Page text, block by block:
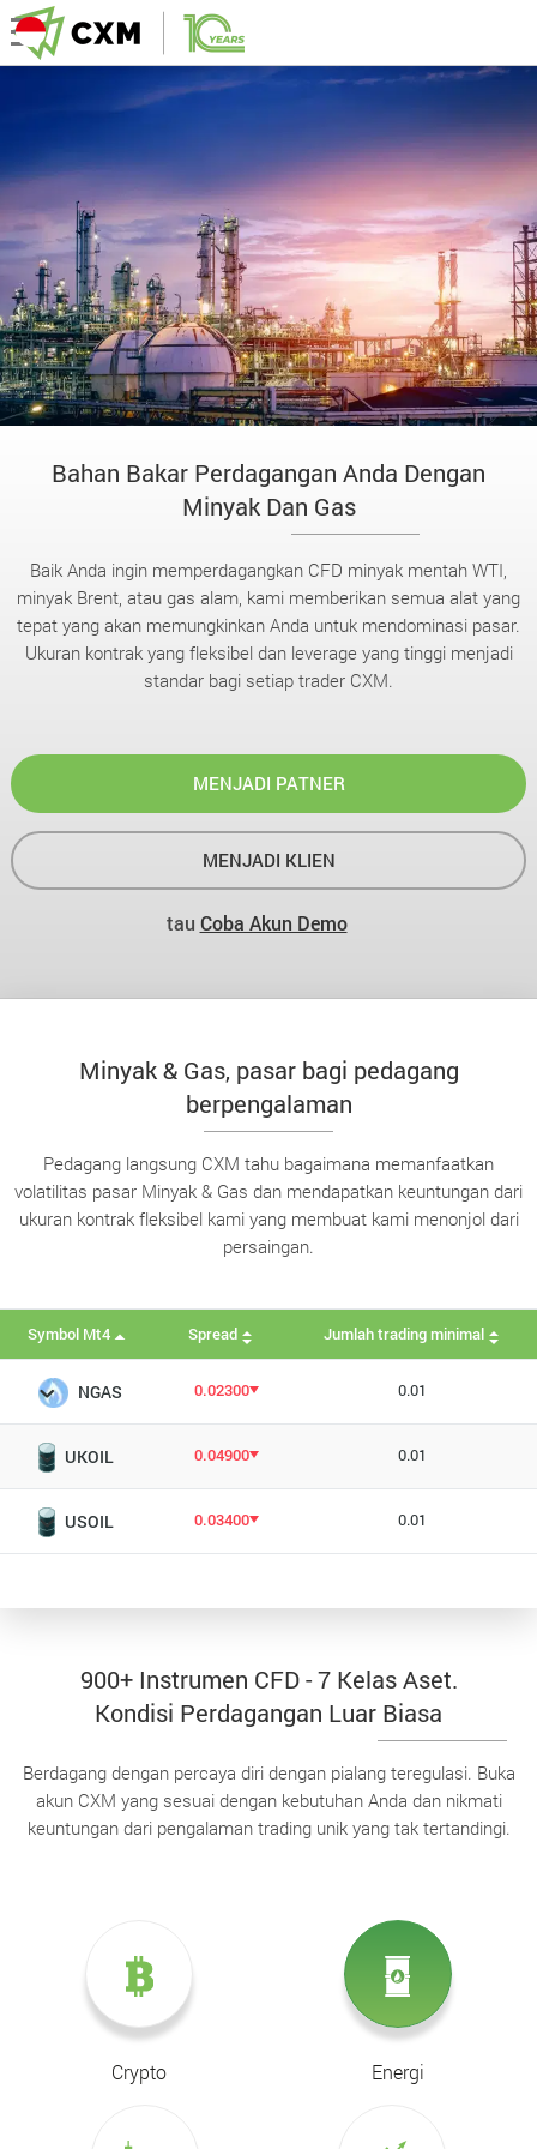
Bahan Bakar Perdagangan Anda Dengan
Minyak Dan Gas
Baik Anda ingin memperdagangkan CFD minyak mentah WTI,
minyak Brent, atau gas alam, kami memberikan semua alat yang
tepat yang akan memungkinkan Anda untuk mendominasi pasar.
Ukuran kontrak yang fleksibel dan leverage yang tinggi menjadi
standar bagi setiap trader CXM.
MENJADI PATNER
MENJADI KLIEN
tau Coba Akun Demo
Minyak & Gas, pasar bagi pedagang
berpengalaman
Pedagang langsung CXM tahu bagaimana memanfaatkan
volatilitas pasar Minyak & Gas dan mendapatkan keuntungan dari
ukuran kontrak fleksibel kami yang membuat kami menonjol dari
persaingan.
Symbol Mt4 Spread Jumlah trading minimal
NGAS 0.02300 0.01
UKOIL 0.04900 0.01
USOIL 0.03400 0.01
900+ Instrumen CFD - 7 Kelas Aset.
Kondisi Perdagangan Luar Biasa
Berdagang dengan percaya diri dengan pialang teregulasi. Buka
akun CXM yang sesuai dengan kebutuhan Anda dan nikmati
keuntungan dari pengalaman trading unik yang tak tertandingi.
Crypto Energi